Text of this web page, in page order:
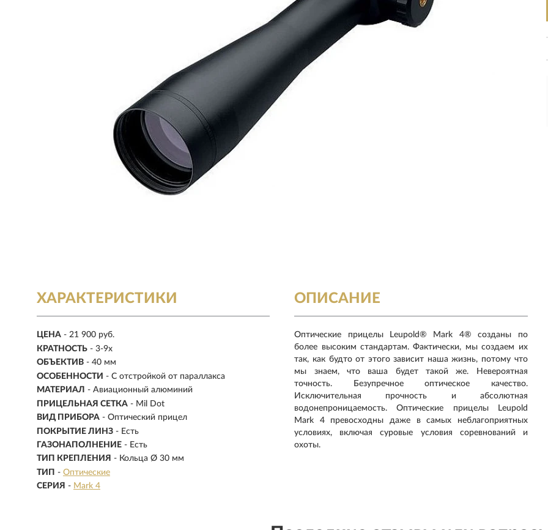
ХАРАКТЕРИСТИКИ
ЦЕНА - 21 900 руб.
КРАТНОСТЬ - 3-9x
ОБЪЕКТИВ - 40 мм
ОСОБЕННОСТИ - С отстройкой от параллакса
МАТЕРИАЛ - Авиационный алюминий
ПРИЦЕЛЬНАЯ СЕТКА - Mil Dot
ВИД ПРИБОРА - Оптический прицел
ПОКРЫТИЕ ЛИНЗ - Есть
ГАЗОНАПОЛНЕНИЕ - Есть
ТИП КРЕПЛЕНИЯ - Кольца Ø 30 мм
ТИП - Оптические
СЕРИЯ - Mark 4
ОПИСАНИЕ
Оптические прицелы Leupold® Mark 4® созданы по
более высоким стандартам. Фактически, мы создаем их
так, как будто от этого зависит наша жизнь, потому что
мы знаем, что ваша будет такой же. Невероятная
точность. Безупречное оптическое качество.
Исключительная прочность и абсолютная
водонепроницаемость. Оптические прицелы Leupold
Mark 4 превосходны даже в самых неблагоприятных
условиях, включая суровые условия соревнований и
охоты.